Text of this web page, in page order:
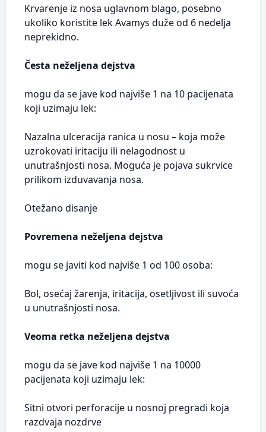
Krvarenje iz nosa uglavnom blago, posebno
ukoliko koristite lek Avamys duže od 6 nedelja
neprekidno.
Česta neželjena dejstva
mogu da se jave kod najviše 1 na 10 pacijenata
koji uzimaju lek:
Nazalna ulceracija ranica u nosu – koja može
uzrokovati iritaciju ili nelagodnost u
unutrašnjosti nosa. Moguća je pojava sukrvice
prilikom izduvavanja nosa.
Otežano disanje
Povremena neželjena dejstva
mogu se javiti kod najviše 1 od 100 osoba:
Bol, osećaj žarenja, iritacija, osetljivost ili suvoća
u unutrašnjosti nosa.
Veoma retka neželjena dejstva
mogu da se jave kod najviše 1 na 10000
pacijenata koji uzimaju lek:
Sitni otvori perforacije u nosnoj pregradi koja
razdvaja nozdrve